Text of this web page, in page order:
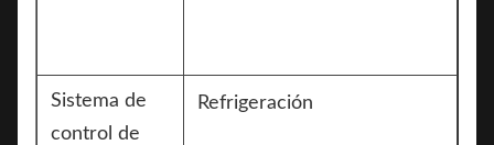
Sistema de
control de
Refrigeración